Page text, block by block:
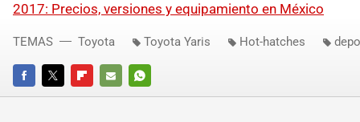
2017: Precios, versiones y equipamiento en México
FACEBOOKTWITTERFLIPBOARD
E-
WHATSAPP
TEMAS Toyota Toyota Yaris Hot-hatches